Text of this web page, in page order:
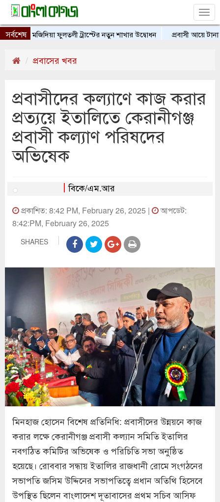
সর্বশেষমজিদিয়া ফুলতলী ট্রাস্টের নতুন শাখার উদ্বোধন প্রবাসী আয়ে টানা
প্রবাসের খবর
প্রবাসীদের কল্যাণে কাজ করার
প্রত্যয়ে ইতালিতে কেরানীগঞ্জ
প্রবাসী কল্যাণ পরিষদের
অভিষেক
বিকে/এম.আর
প্রকাশিত: 8:42 PM, February 26, 2025 |
আপডেট:
8:42:PM, February 26, 2025
SHARES
মিনহাজ হোসেন বিশেষ প্রতিনিধি: প্রবাসীদের উন্নয়নে কাজ
করার লক্ষে‌ কেরানীগঞ্জ প্রবাসী কল্যান সমিতি ইতালির
নবগঠিত কমিটির অভিষেক ও পরিচিতি সভা অনুষ্ঠিত
হয়েছে। রোববার সন্ধায় ইতালির রাজধানী রোমে সংগঠনের
সভাপতি জসিম উদ্দিনের সভাপতিত্বে প্রধান অতিথি হিসেবে
উপস্থিত ছিলেন বাংলাদেশ দূতাবাসের প্রথম সচিব আসিফ